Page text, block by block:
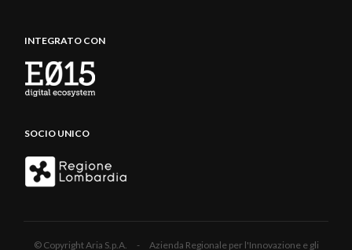
INTEGRATO CON
SOCIO UNICO
© Copyright Aria S.p.A. - Azienda Regionale per l'Innovazione e gli